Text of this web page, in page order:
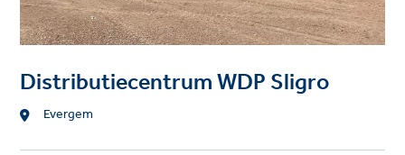
Distributiecentrum WDP Sligro
Location
Evergem